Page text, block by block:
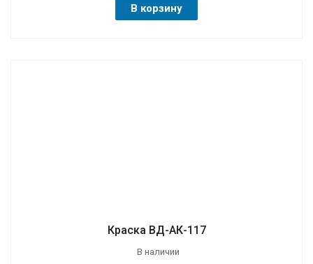
В корзину
Краска ВД-АК-117
В наличии